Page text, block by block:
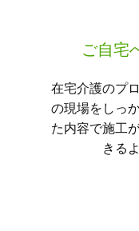
ご自宅
在宅介護のプ
の現場をしっ
た内容で施工
きる